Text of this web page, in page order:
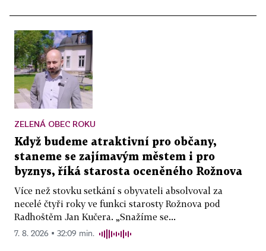
ZELENÁ OBEC ROKU
Když budeme atraktivní pro občany,
staneme se zajímavým městem i pro
byznys, říká starosta oceněného Rožnova
Více než stovku setkání s obyvateli absolvoval za
necelé čtyři roky ve funkci starosty Rožnova pod
Radhoštěm Jan Kučera. „Snažíme se...
7. 8. 2026 ▪ 32:09 min.